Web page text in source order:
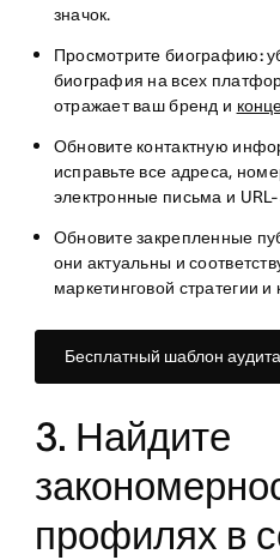
значок.
Просмотрите биографию:
биография на всех
отражает ваш бренд и
Обновите контактную
исправьте все адреса,
электронные письма и
Обновите закрепленные
они актуальны и
маркетинговой стратегии
Бесплатный шаблон
3. Найдите
профилях в